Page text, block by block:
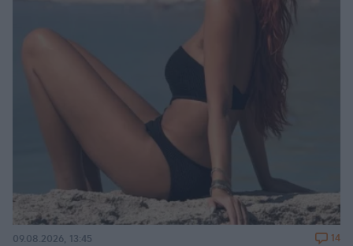
09.08.2026, 13:45 14